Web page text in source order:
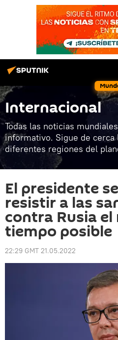
Internacional
Todas las noticias
informativo. Sigue de cerca
diferentes regiones del
El presidente
resistir a las
contra Rusia
tiempo posible
22:29 GMT 21.05.2022